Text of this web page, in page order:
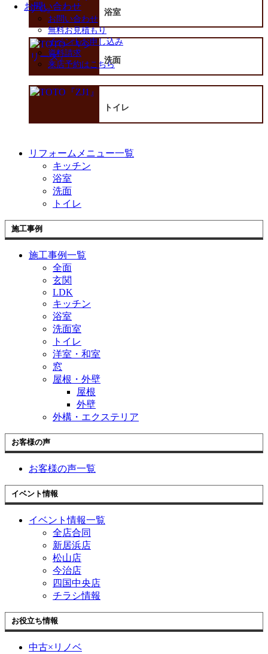
お問い合わせ
お問い合わせ
無料お見積もり
イベントお申し込み
資料請求
来店予約はこちら
浴室
洗面
トイレ
リフォームメニュー一覧
キッチン
浴室
洗面
トイレ
施工事例
施工事例一覧
全面
玄関
LDK
キッチン
浴室
洗面室
トイレ
洋室・和室
窓
屋根・外壁
屋根
外壁
外構・エクステリア
お客様の声
お客様の声一覧
イベント情報
イベント情報一覧
全店合同
新居浜店
松山店
今治店
四国中央店
チラシ情報
お役立ち情報
中古×リノベ